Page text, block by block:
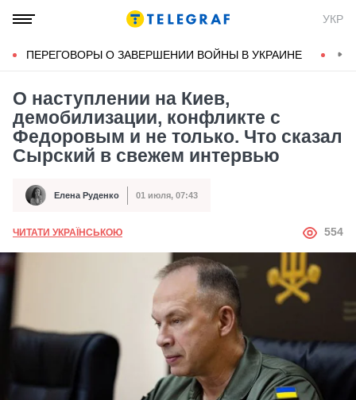
УКР
ПЕРЕГОВОРЫ О ЗАВЕРШЕНИИ ВОЙНЫ В УКРАИНЕ
О наступлении на Киев,
демобилизации, конфликте с
Федоровым и не только. Что сказал
Сырский в свежем интервью
Автор Елена Руденко
Дата публикации 01 июля, 07:43
ЧИТАТИ УКРАЇНСЬКОЮ АВТОР
554